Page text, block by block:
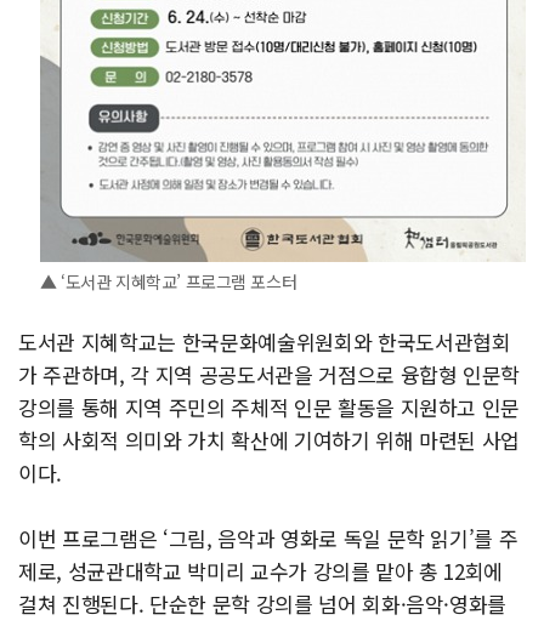
▲ ‘도서관 지혜학교’ 프로그램 포스터
도서관 지혜학교는 한국문화예술위원회와 한국도서관협회
가 주관하며, 각 지역 공공도서관을 거점으로 융합형 인문학
강의를 통해 지역 주민의 주체적 인문 활동을 지원하고 인문
학의 사회적 의미와 가치 확산에 기여하기 위해 마련된 사업
이다.
이번 프로그램은 ‘그림, 음악과 영화로 독일 문학 읽기’를 주
제로, 성균관대학교 박미리 교수가 강의를 맡아 총 12회에
걸쳐 진행된다. 단순한 문학 강의를 넘어 회화·음악·영화를